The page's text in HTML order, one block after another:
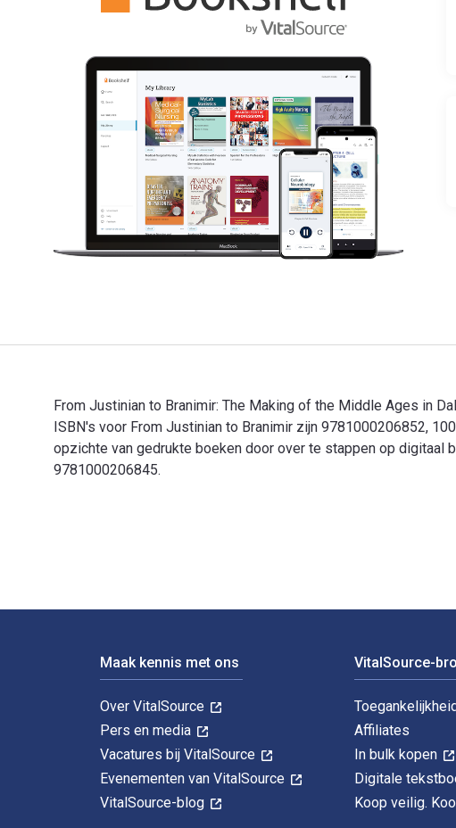
From Justinian to Branimir: The Making of the Middle Ages in
ISBN's voor From Justinian to Branimir zijn 9781000206852,
opzichte van gedrukte boeken door over te stappen op digitaal
9781000206845.
Maak kennis met ons
Over VitalSource
Pers en media
Vacatures bij VitalSource
Evenementen van VitalSource
VitalSource-blog
VitalSource-
Affiliates
In bulk kopen
Digitale
Koop veilig.